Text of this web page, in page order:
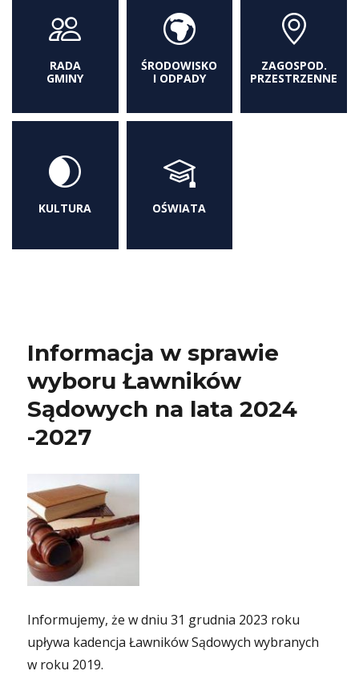
RADA
GMINY
ŚRODOWISKO
I ODPADY
ZAGOSPOD.
PRZESTRZENNE
KULTURA OŚWIATA
Informacja w sprawie
wyboru Ławników
Sądowych na lata 2024
-2027
Informujemy, że w dniu 31 grudnia 2023 roku
upływa kadencja Ławników Sądowych wybranych
w roku 2019.